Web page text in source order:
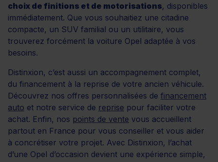
choix de finitions et de motorisations, disponibles
immédiatement. Que vous souhaitiez une citadine
compacte, un SUV familial ou un utilitaire, vous
trouverez forcément la voiture Opel adaptée à vos
besoins.
Distinxion, c’est aussi un accompagnement complet,
du financement à la reprise de votre ancien véhicule.
Découvrez nos offres personnalisées de financement
auto et notre service de reprise pour faciliter votre
achat. Enfin, nos points de vente vous accueillent
partout en France pour vous conseiller et vous aider
à concrétiser votre projet. Avec Distinxion, l’achat
d’une Opel d’occasion devient une expérience simple,